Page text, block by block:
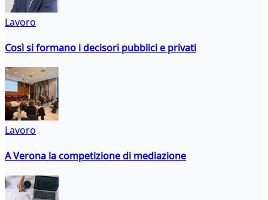
Lavoro
Così si formano i decisori pubblici e privati
Lavoro
A Verona la competizione di mediazione